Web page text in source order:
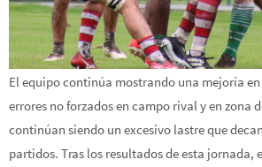
El equipo continúa mostrando una mejoría
errores no forzados en campo rival y en zona
continúan siendo un excesivo lastre que
partidos. Tras los resultados de esta jornada,